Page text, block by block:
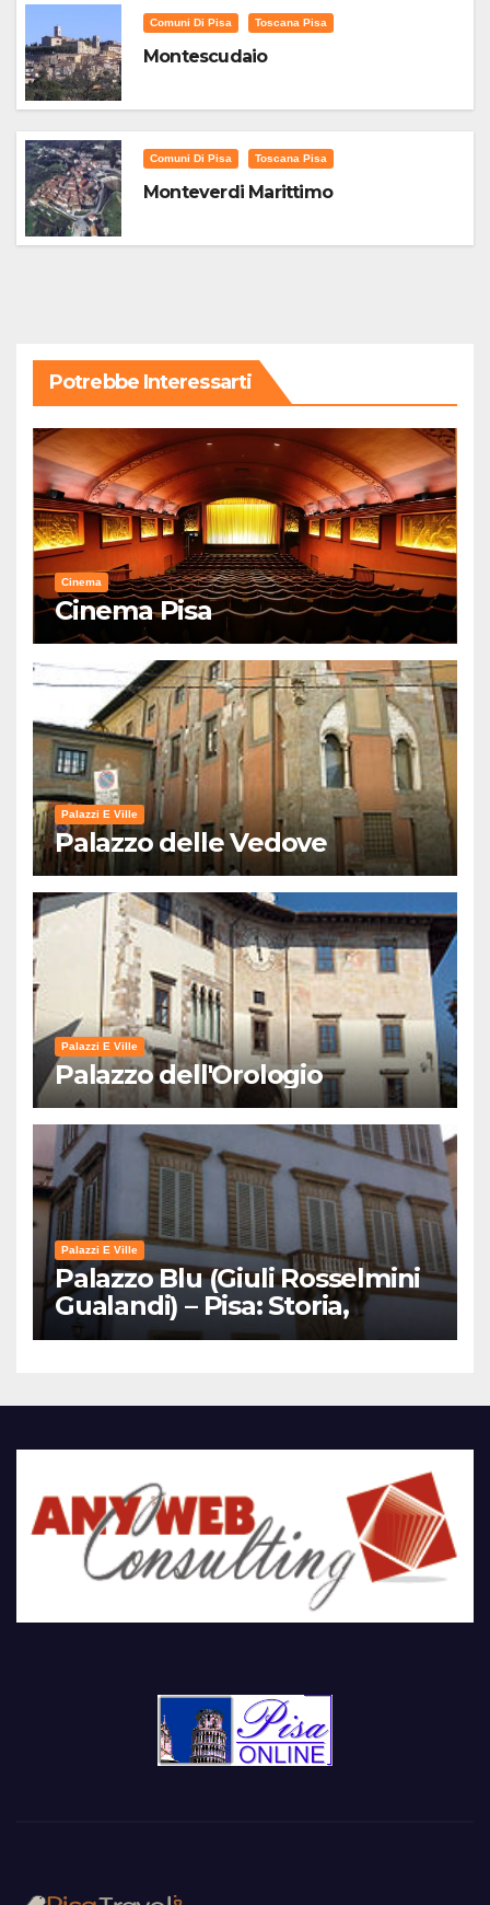
Comuni Di Pisa Toscana Pisa
Montescudaio
Comuni Di Pisa Toscana Pisa
Monteverdi Marittimo
Potrebbe Interessarti
Cinema
Cinema Pisa
Palazzi E Ville
Palazzo delle Vedove
Palazzi E Ville
Palazzo dell'Orologio
Palazzi E Ville
Palazzo Blu (Giuli Rosselmini
Gualandi) – Pisa: Storia,
Mostre e Info Visita